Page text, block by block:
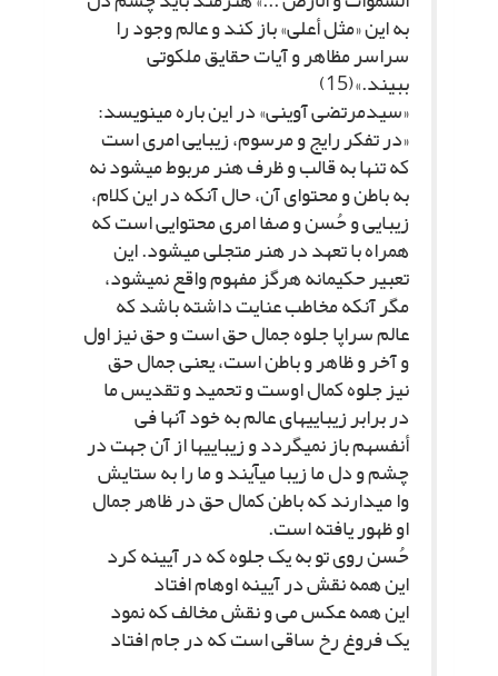
به این «مثل أعلى‏» باز کند و عالم وجود را
سراسر مظاهر و آیات حقایق ملکوتى
ببیند.»(15)
«سیدمرتضى آوینى» در این باره مى‏نویسد:
«در تفکر رایج و مرسوم، زیبایى امرى است
که تنها به قالب و ظرف هنر مربوط مى‏شود نه
به باطن و محتواى آن، حال آنکه در این کلام،
زیبایى و حُسن و صفا امرى محتوایى است که
همراه با تعهد در هنر متجلى مى‏شود. این
تعبیر حکیمانه هرگز مفهوم واقع نمى‏شود،
مگر آنکه مخاطب عنایت داشته باشد که
عالم سراپا جلوه جمال حق است و حق نیز اول
و آخر و ظاهر و باطن است، یعنى جمال حق
نیز جلوه کمال اوست و تحمید و تقدیس ما
در برابر زیبایى‏هاى عالم به خود آنها فى
أنفسهم باز نمى‏گردد و زیبایى‏ها از آن جهت در
چشم و دل ما زیبا مى‏آیند و ما را به ستایش
وا مى‏دارند که باطن کمال حق در ظاهر جمال
او ظهور یافته است.
حُسن روى تو به یک جلوه که در آیینه کرد
این همه نقش در آیینه اوهام افتاد
این همه عکس مى و نقش مخالف که نمود
یک فروغ رخ ساقى است که در جام افتاد